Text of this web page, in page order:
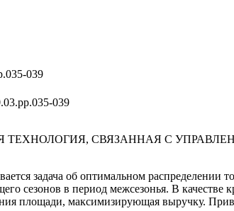
039
039
СВЯЗАННАЯ С
задача об оптимальном
сезонов в период межсезонья. В
площади, максимизирующая выручку.